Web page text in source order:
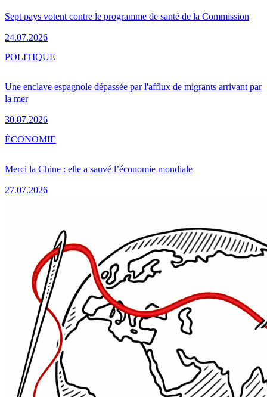
Sept pays votent contre le programme de santé de la Commission
24.07.2026
Une enclave espagnole dépassée par l'afflux de migrants arrivant par
la mer
30.07.2026
POLITIQUE
Merci la Chine : elle a sauvé l’économie mondiale
27.07.2026
ÉCONOMIE